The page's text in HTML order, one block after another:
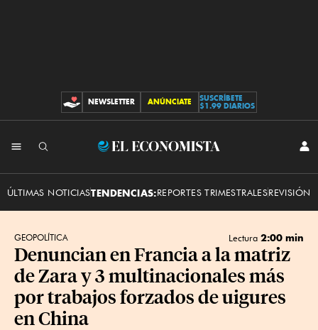
CONTRIBUCIONES
NEWSLETTER ANÚNCIATE
SUSCRÍBETE
$1.99 DIARIOS
El
ÚLTIMAS NOTICIASTENDENCIAS:REPORTES TRIMESTRALESREVISIÓN
GEOPOLÍTICA Lectura 2:00 min
Denuncian en Francia a la matriz
de Zara y 3 multinacionales más
por trabajos forzados de uigures
en China